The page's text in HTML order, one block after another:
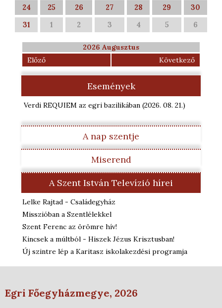
24
25 26 27 28 29
30
31
1 2 3 4 5 6
2026 Augusztus
Előző
Következő
Események
Verdi REQUIEM az egri bazilikában (2026. 08. 21.)
A nap szentje
Miserend
A Szent István Televízió hírei
Lelke Rajtad - Családegyház
Misszióban a Szentlélekkel
Szent Ferenc az örömre hív!
Kincsek a múltból - Hiszek Jézus Krisztusban!
Új szintre lép a Karitasz iskolakezdési programja
Egri Főegyházmegye, 2026